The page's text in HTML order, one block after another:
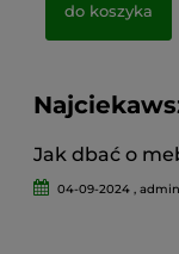
do koszyka
Jak dbać o
04-09-2024 , admin